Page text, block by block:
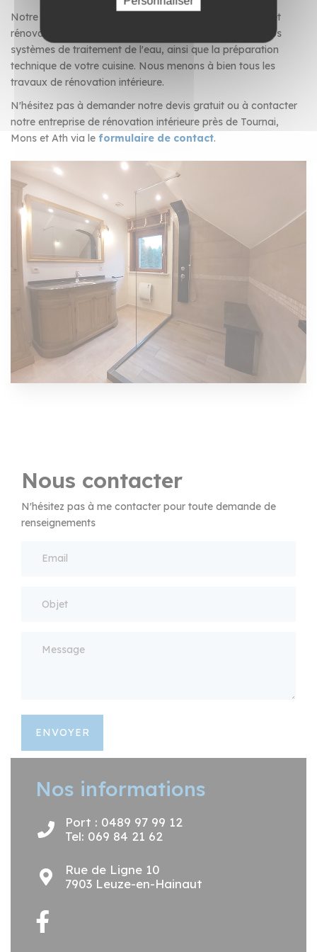
Notre équipe d'experts réalise vos travaux de création et
rénovation de salle de bain, l'installation complète de vos
systèmes de traitement de l'eau, ainsi que la préparation
technique de votre cuisine. Nous menons à bien tous les
travaux de rénovation intérieure.
N'hésitez pas à demander notre devis gratuit ou à contacter
notre entreprise de rénovation intérieure près de Tournai,
Mons et Ath via le formulaire de contact.
Nous contacter
N'hésitez pas à me contacter pour toute demande de
renseignements
ENVOYER
Nos informations
Port : 0489 97 99 12
Tel: 069 84 21 62
Rue de Ligne 10
7903 Leuze-en-Hainaut